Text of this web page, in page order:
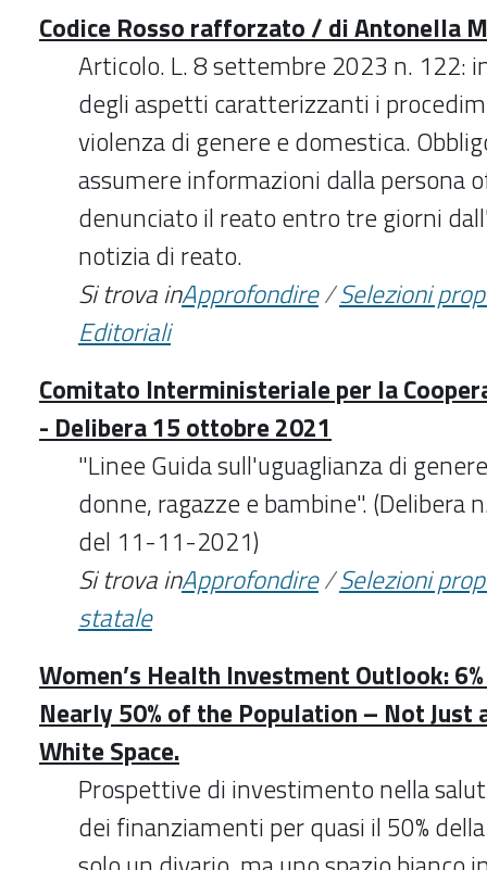
Codice Rosso rafforzato / di Antonella
Articolo. L. 8 settembre 2023 n. 122:
degli aspetti caratterizzanti i
violenza di genere e domestica.
assumere informazioni dalla persona
denunciato il reato entro tre giorni
notizia di reato.
Si trova inApprofondire/Selezioni
Editoriali
Comitato Interministeriale per la
- Delibera 15 ottobre 2021
"Linee Guida sull'uguaglianza di
donne, ragazze e bambine". (Delibera
del 11-11-2021)
Si trova inApprofondire/Selezioni
statale
Women’s Health Investment Outlook:
Nearly 50% of the Population – Not Just
White Space.
Prospettive di investimento nella
dei finanziamenti per quasi il 50%